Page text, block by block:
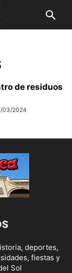
de residuos
03/2024
deportes,
fiestas y
Sol